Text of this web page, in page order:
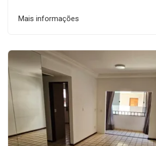
Mais informações